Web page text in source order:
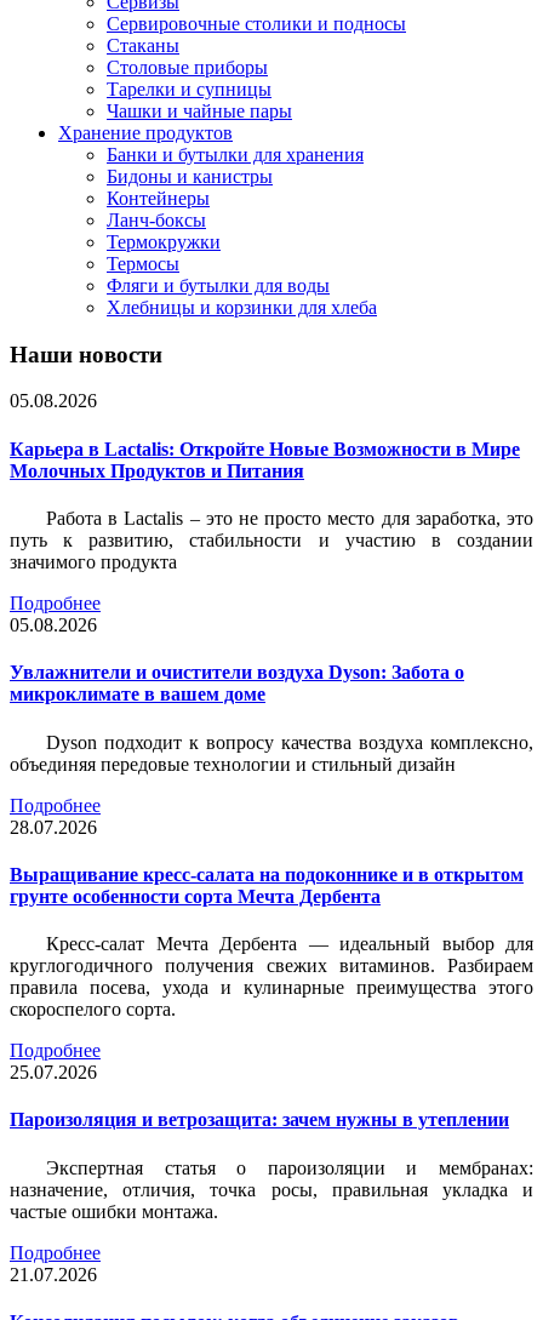
Сервировочные столики и подносы
Стаканы
Столовые приборы
Тарелки и супницы
Чашки и чайные пары
Хранение продуктов
Банки и бутылки для хранения
Бидоны и канистры
Контейнеры
Ланч-боксы
Термокружки
Термосы
Фляги и бутылки для воды
Хлебницы и корзинки для хлеба
Наши новости
05.08.2026
Карьера в Lactalis: Откройте Новые Возможности в Мире
Молочных Продуктов и Питания
Работа в Lactalis – это не просто место для заработка, это
путь к развитию, стабильности и участию в создании
значимого продукта
Подробнее
05.08.2026
Увлажнители и очистители воздуха Dyson: Забота о
микроклимате в вашем доме
Dyson подходит к вопросу качества воздуха комплексно,
объединяя передовые технологии и стильный дизайн
Подробнее
28.07.2026
Выращивание кресс-салата на подоконнике и в открытом
грунте особенности сорта Мечта Дербента
Кресс-салат Мечта Дербента — идеальный выбор для
круглогодичного получения свежих витаминов. Разбираем
правила посева, ухода и кулинарные преимущества этого
скороспелого сорта.
Подробнее
25.07.2026
Пароизоляция и ветрозащита: зачем нужны в утеплении
Экспертная статья о пароизоляции и мембранах:
назначение, отличия, точка росы, правильная укладка и
частые ошибки монтажа.
Подробнее
21.07.2026